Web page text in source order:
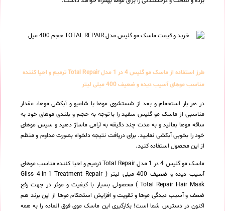
طرز استفاده از ماسک مو گلیس 4 در 1 مدل Total Repair ترمیم و احیا کننده
مناسب موهای آسیب دیده و ضعیف 400 میلی لیتر
در هر بار استحمام و بعد از شستشوی موها با شامپو و آبکشی موها، مقدار
مناسبی از ماسک مو گلیس سفید را با توجه به حجم و بلندی موهای خود به
ساقه موها بمالید و به مدت چند دقیقه به آرامی ماساژ دهید و سپس موهای
خود را بخوبی آبکشی نمایید. برای دریافت نتیجه دلخواه بصورت مداوم و منظم
از این محصول استفاده کنید.
ماسک مو گلیس 4 در 1 مدل Total Repair ترمیم و احیا کننده مناسب موهای
آسیب دیده و ضعیف 400 میلی لیتر ( Gliss 4-in-1 Treatment Repair
Total Repair Hair Mask ) محصولی بسیار با کیفیت و موثر در جهت رفع
ضعف و آسیب دیدگی موها و تقویت و افزایش استحکام موها از این برند هم
اکنون در دسترس شما است! بکارگیری این ماسک موی فوق العاده را به همه